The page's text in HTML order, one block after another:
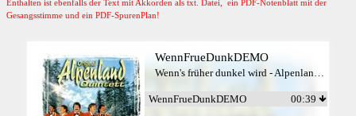
Enthalten ist ebenfalls der Text mit Akkorden als txt. Datei, ein PDF-Notenblatt mit der
Gesangsstimme und ein PDF-SpurenPlan!
WennFrueDunkDEMO
WennFrueDunkDEMO 00:39